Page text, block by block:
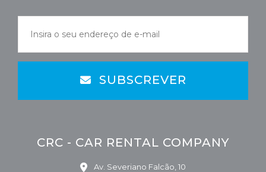
SUBSCREVER
CRC - CAR RENTAL COMPANY
Av. Severiano Falcão, 10